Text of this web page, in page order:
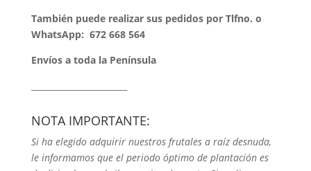
También puede realizar sus pedidos por Tlfno. o
WhatsApp: 672 668 564
Envíos a toda la Península
NOTA IMPORTANTE:
Si ha elegido adquirir nuestros frutales a raíz desnuda,
le informamos que el periodo óptimo de plantación es